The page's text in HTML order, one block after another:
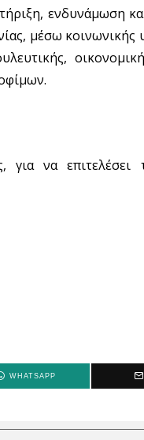
ενδυνάμωση
μέσω κοινωνικής
για να επιτελέσει
WHATSAPP